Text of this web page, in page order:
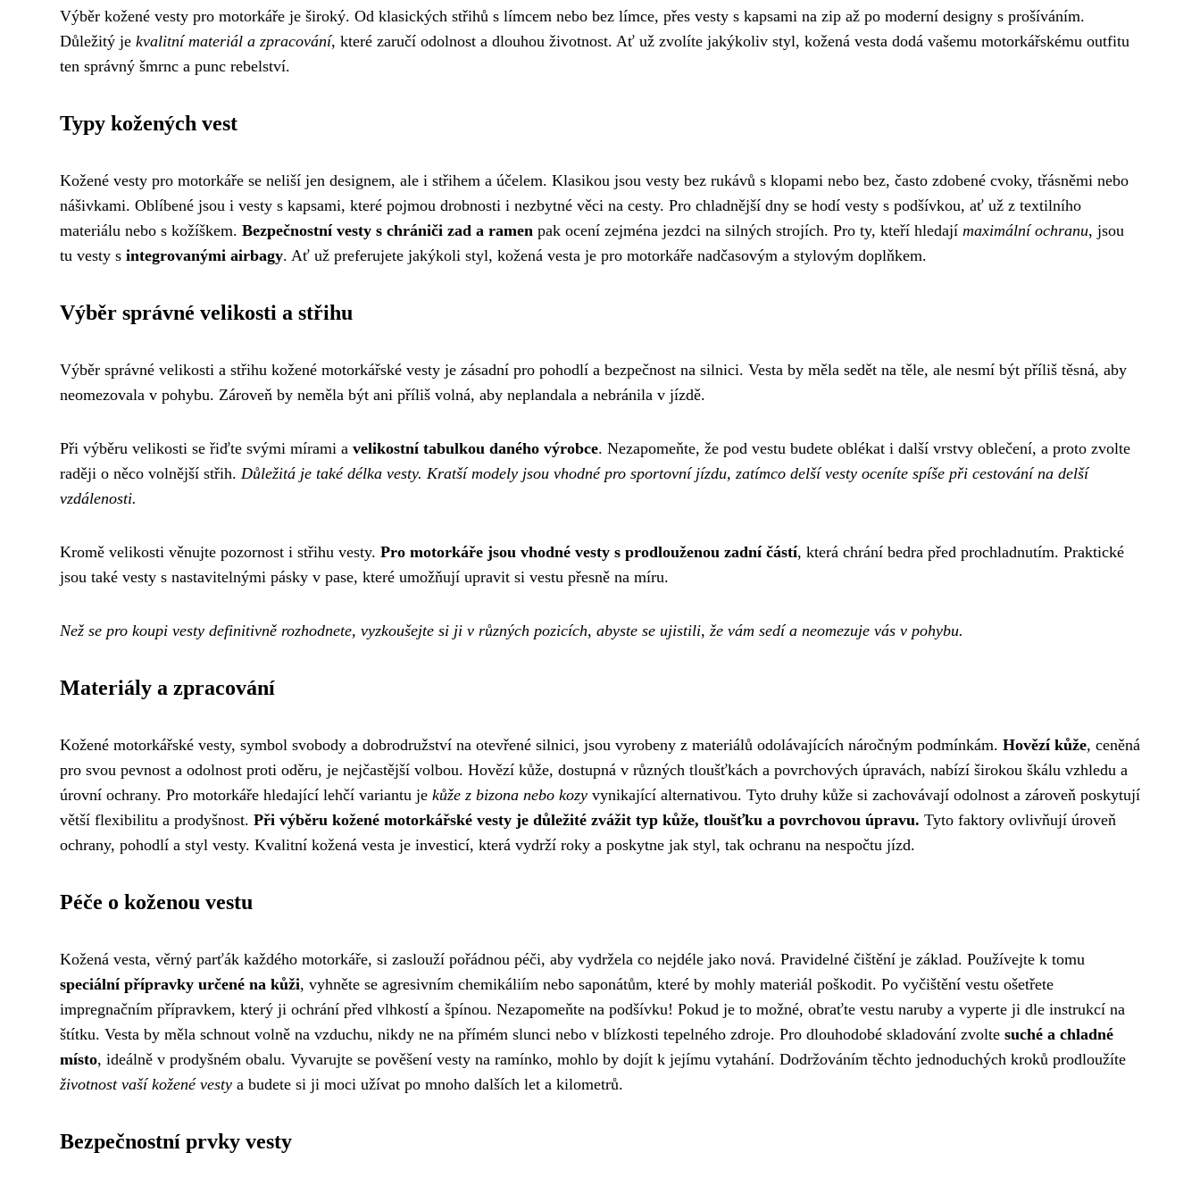
Výběr kožené vesty pro motorkáře je široký. Od klasických střihů s límcem nebo bez límce, přes vesty s kapsami na zip až po moderní designy s prošíváním.
Důležitý je kvalitní materiál a zpracování, které zaručí odolnost a dlouhou životnost. Ať už zvolíte jakýkoliv styl, kožená vesta dodá vašemu motorkářskému outfitu
ten správný šmrnc a punc rebelství.
Typy kožených vest
Kožené vesty pro motorkáře se neliší jen designem, ale i střihem a účelem. Klasikou jsou vesty bez rukávů s klopami nebo bez, často zdobené cvoky, třásněmi nebo
nášivkami. Oblíbené jsou i vesty s kapsami, které pojmou drobnosti i nezbytné věci na cesty. Pro chladnější dny se hodí vesty s podšívkou, ať už z textilního
materiálu nebo s kožíškem. Bezpečnostní vesty s chrániči zad a ramen pak ocení zejména jezdci na silných strojích. Pro ty, kteří hledají maximální ochranu, jsou
tu vesty s integrovanými airbagy. Ať už preferujete jakýkoli styl, kožená vesta je pro motorkáře nadčasovým a stylovým doplňkem.
Výběr správné velikosti a střihu
Výběr správné velikosti a střihu kožené motorkářské vesty je zásadní pro pohodlí a bezpečnost na silnici. Vesta by měla sedět na těle, ale nesmí být příliš těsná, aby
neomezovala v pohybu. Zároveň by neměla být ani příliš volná, aby neplandala a nebránila v jízdě.
Při výběru velikosti se řiďte svými mírami a velikostní tabulkou daného výrobce. Nezapomeňte, že pod vestu budete oblékat i další vrstvy oblečení, a proto zvolte
raději o něco volnější střih. Důležitá je také délka vesty. Kratší modely jsou vhodné pro sportovní jízdu, zatímco delší vesty oceníte spíše při cestování na delší
vzdálenosti.
Kromě velikosti věnujte pozornost i střihu vesty. Pro motorkáře jsou vhodné vesty s prodlouženou zadní částí, která chrání bedra před prochladnutím. Praktické
jsou také vesty s nastavitelnými pásky v pase, které umožňují upravit si vestu přesně na míru.
Než se pro koupi vesty definitivně rozhodnete, vyzkoušejte si ji v různých pozicích, abyste se ujistili, že vám sedí a neomezuje vás v pohybu.
Materiály a zpracování
Kožené motorkářské vesty, symbol svobody a dobrodružství na otevřené silnici, jsou vyrobeny z materiálů odolávajících náročným podmínkám. Hovězí kůže, ceněná
pro svou pevnost a odolnost proti oděru, je nejčastější volbou. Hovězí kůže, dostupná v různých tloušťkách a povrchových úpravách, nabízí širokou škálu vzhledu a
úrovní ochrany. Pro motorkáře hledající lehčí variantu je kůže z bizona nebo kozy vynikající alternativou. Tyto druhy kůže si zachovávají odolnost a zároveň poskytují
větší flexibilitu a prodyšnost. Při výběru kožené motorkářské vesty je důležité zvážit typ kůže, tloušťku a povrchovou úpravu. Tyto faktory ovlivňují úroveň
ochrany, pohodlí a styl vesty. Kvalitní kožená vesta je investicí, která vydrží roky a poskytne jak styl, tak ochranu na nespočtu jízd.
Péče o koženou vestu
Kožená vesta, věrný parťák každého motorkáře, si zaslouží pořádnou péči, aby vydržela co nejdéle jako nová. Pravidelné čištění je základ. Používejte k tomu
speciální přípravky určené na kůži, vyhněte se agresivním chemikáliím nebo saponátům, které by mohly materiál poškodit. Po vyčištění vestu ošetřete
impregnačním přípravkem, který ji ochrání před vlhkostí a špínou. Nezapomeňte na podšívku! Pokud je to možné, obraťte vestu naruby a vyperte ji dle instrukcí na
štítku. Vesta by měla schnout volně na vzduchu, nikdy ne na přímém slunci nebo v blízkosti tepelného zdroje. Pro dlouhodobé skladování zvolte suché a chladné
místo, ideálně v prodyšném obalu. Vyvarujte se pověšení vesty na ramínko, mohlo by dojít k jejímu vytahání. Dodržováním těchto jednoduchých kroků prodloužíte
životnost vaší kožené vesty a budete si ji moci užívat po mnoho dalších let a kilometrů.
Bezpečnostní prvky vesty